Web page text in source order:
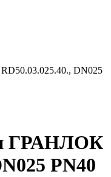
DN025
ГРАНЛОК
PN40